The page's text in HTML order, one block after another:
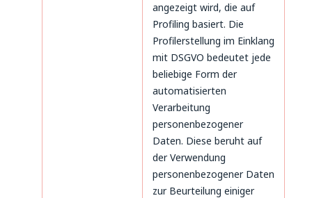
angezeigt wird, die auf
Profiling basiert. Die
Profilerstellung im Einklang
mit DSGVO bedeutet jede
beliebige Form der
automatisierten
Verarbeitung
personenbezogener
Daten. Diese beruht auf
der Verwendung
personenbezogener Daten
zur Beurteilung einiger